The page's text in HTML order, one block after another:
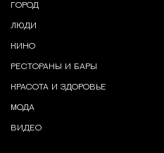
ГОРОД
ЛЮДИ
КИНО
РЕСТОРАНЫ И БАРЫ
КРАСОТА И ЗДОРОВЬЕ
МОДА
ВИДЕО